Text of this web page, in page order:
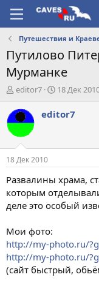
Путешествия и
Путилово
Мурманке
А
т
о
р
т
е
м
ы
editor7
Д
т
а
л
18 Дек
editor7
18 Дек 2010
Развалины храма,
которым
деле это особый
Мои фото:
http://my-photo.ru/
http://my-photo.ru/
(сайт быстрый,